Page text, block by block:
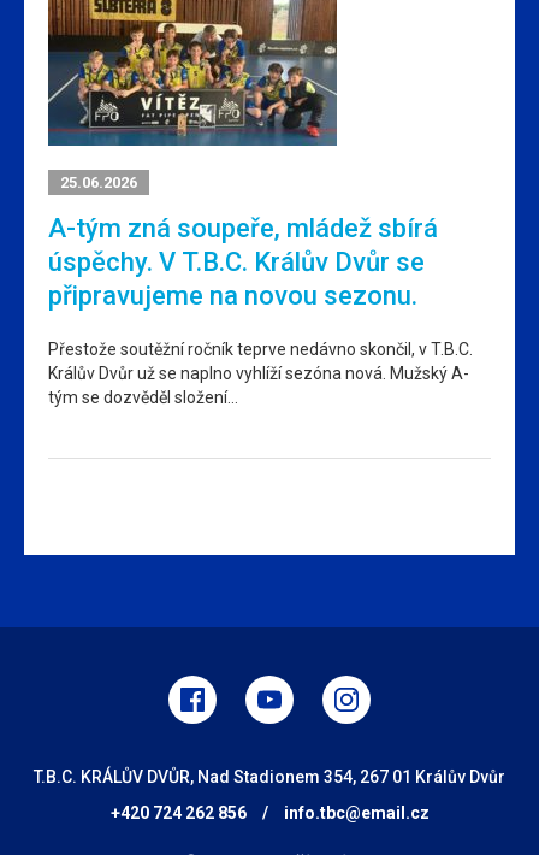
25.06.2026
A-tým zná soupeře, mládež sbírá
úspěchy. V T.B.C. Králův Dvůr se
připravujeme na novou sezonu.
Přestože soutěžní ročník teprve nedávno skončil, v T.B.C.
Králův Dvůr už se naplno vyhlíží sezóna nová. Mužský A-
tým se dozvěděl složení…
T.B.C. KRÁLŮV DVŮR, Nad Stadionem 354, 267 01 Králův Dvůr
+420 724 262 856
/ info.tbc@email.cz